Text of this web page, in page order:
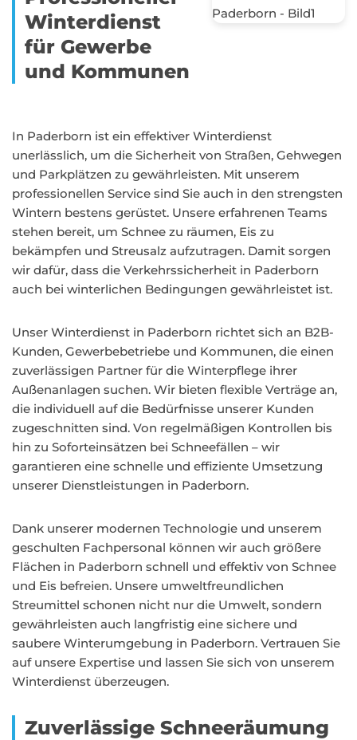
Winterdienst
für Gewerbe
und Kommunen
In Paderborn ist ein effektiver Winterdienst
unerlässlich, um die Sicherheit von Straßen, Gehwegen
und Parkplätzen zu gewährleisten. Mit unserem
professionellen Service sind Sie auch in den strengsten
Wintern bestens gerüstet. Unsere erfahrenen Teams
stehen bereit, um Schnee zu räumen, Eis zu
bekämpfen und Streusalz aufzutragen. Damit sorgen
wir dafür, dass die Verkehrssicherheit in Paderborn
auch bei winterlichen Bedingungen gewährleistet ist.
Unser Winterdienst in Paderborn richtet sich an B2B-
Kunden, Gewerbebetriebe und Kommunen, die einen
zuverlässigen Partner für die Winterpflege ihrer
Außenanlagen suchen. Wir bieten flexible Verträge an,
die individuell auf die Bedürfnisse unserer Kunden
zugeschnitten sind. Von regelmäßigen Kontrollen bis
hin zu Soforteinsätzen bei Schneefällen – wir
garantieren eine schnelle und effiziente Umsetzung
unserer Dienstleistungen in Paderborn.
Dank unserer modernen Technologie und unserem
geschulten Fachpersonal können wir auch größere
Flächen in Paderborn schnell und effektiv von Schnee
und Eis befreien. Unsere umweltfreundlichen
Streumittel schonen nicht nur die Umwelt, sondern
gewährleisten auch langfristig eine sichere und
saubere Winterumgebung in Paderborn. Vertrauen Sie
auf unsere Expertise und lassen Sie sich von unserem
Winterdienst überzeugen.
Zuverlässige Schneeräumung